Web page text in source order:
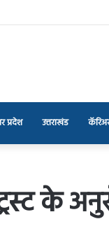
प्रदेश उत्तराखंड
ट्रस्ट के